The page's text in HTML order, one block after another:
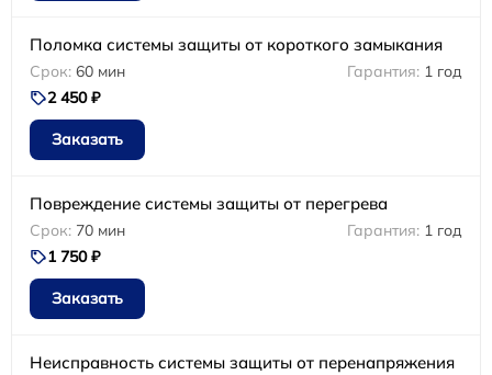
Поломка системы защиты от короткого замыкания
60 мин
1 год
2 450 ₽
Заказать
Повреждение системы защиты от перегрева
70 мин
1 год
1 750 ₽
Заказать
Неисправность системы защиты от перенапряжения